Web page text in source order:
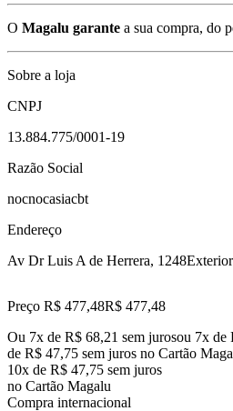
O Magalu garante a sua compra, do
Sobre a loja
CNPJ
13.884.775/0001-19
Razão Social
nocnocasiacbt
Endereço
Av Dr Luis A de Herrera, 1248
Preço R$ 477,48R$ 477,48
Ou 7x de R$ 68,21 sem jurosou 7x de
de R$ 47,75 sem juros no Cartão
10x de R$ 47,75 sem juros
no Cartão Magalu
Compra internacional